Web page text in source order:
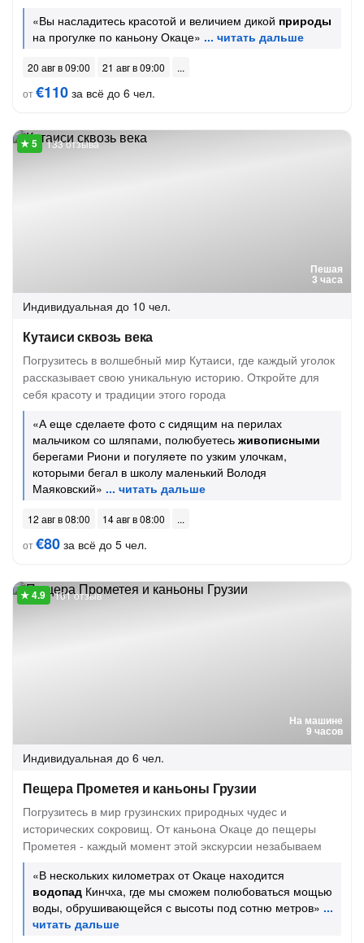
«Вы насладитесь красотой и величием дикой природы
на прогулке по каньону Окаце»
20 авг в 09:00
21 авг в 09:00
от€110 за всё до 6 чел.
Пешая
3 часа
133 отзыва
Индивидуальная до 10 чел.
Кутаиси сквозь века
Погрузитесь в волшебный мир Кутаиси, где каждый уголок
рассказывает свою уникальную историю. Откройте для
себя красоту и традиции этого города
«А еще сделаете фото с сидящим на перилах
мальчиком со шляпами, полюбуетесь живописными
берегами Риони и погуляете по узким улочкам,
которыми бегал в школу маленький Володя
Маяковский»
12 авг в 08:00
14 авг в 08:00
от€80 за всё до 5 чел.
На машине
9 часов
161 отзыв
Индивидуальная до 6 чел.
Пещера Прометея и каньоны Грузии
Погрузитесь в мир грузинских природных чудес и
исторических сокровищ. От каньона Окаце до пещеры
Прометея - каждый момент этой экскурсии незабываем
«В нескольких километрах от Окаце находится
водопад Кинчха, где мы сможем полюбоваться мощью
воды, обрушивающейся с высоты под сотню метров»